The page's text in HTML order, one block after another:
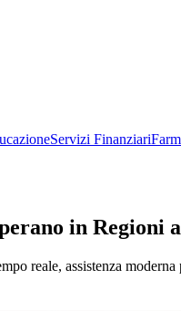
Servizi Finanziari
in Regioni
reale, assistenza